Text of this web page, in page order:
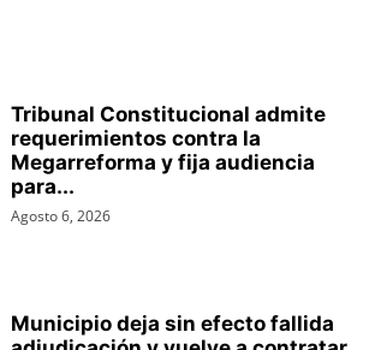
Tribunal Constitucional admite
requerimientos contra la
Megarreforma y fija audiencia
para...
Agosto 6, 2026
Municipio deja sin efecto fallida